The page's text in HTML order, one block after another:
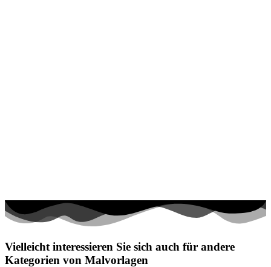
Vielleicht interessieren Sie sich auch für andere
Kategorien von Malvorlagen